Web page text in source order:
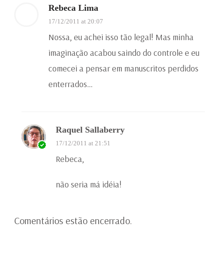
Rebeca Lima
17/12/2011 at 20:07
Nossa, eu achei isso tão legal! Mas minha
imaginação acabou saindo do controle e eu
comecei a pensar em manuscritos perdidos
enterrados…
Raquel Sallaberry
17/12/2011 at 21:51
Rebeca,
não seria má idéia!
Comentários estão encerrado.